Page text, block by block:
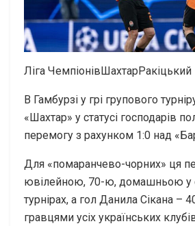
Ліга ЧемпіонівШахтарРакіцький
В Гамбурзі у грі групового
«Шахтар» у статусі господарів
перемогу з рахунком 1:0 над
Для «помаранчево-чорних» ця
ювілейною, 70-ю, домашньою у
турнірах, а гол Данила Сікана –
гравцями усіх українських